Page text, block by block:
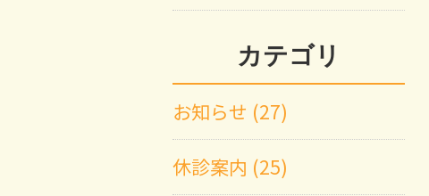
カテゴリ
お知らせ (27)
休診案内 (25)